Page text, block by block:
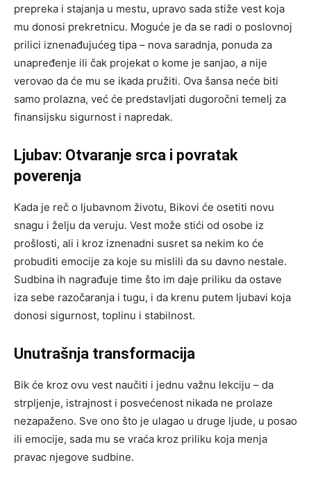
prepreka i stajanja u mestu, upravo sada stiže vest koja
mu donosi prekretnicu. Moguće je da se radi o poslovnoj
prilici iznenađujućeg tipa – nova saradnja, ponuda za
unapređenje ili čak projekat o kome je sanjao, a nije
verovao da će mu se ikada pružiti. Ova šansa neće biti
samo prolazna, već će predstavljati dugoročni temelj za
finansijsku sigurnost i napredak.
Ljubav: Otvaranje srca i povratak
poverenja
Kada je reč o ljubavnom životu, Bikovi će osetiti novu
snagu i želju da veruju. Vest može stići od osobe iz
prošlosti, ali i kroz iznenadni susret sa nekim ko će
probuditi emocije za koje su mislili da su davno nestale.
Sudbina ih nagrađuje time što im daje priliku da ostave
iza sebe razočaranja i tugu, i da krenu putem ljubavi koja
donosi sigurnost, toplinu i stabilnost.
Unutrašnja transformacija
Bik će kroz ovu vest naučiti i jednu važnu lekciju – da
strpljenje, istrajnost i posvećenost nikada ne prolaze
nezapaženo. Sve ono što je ulagao u druge ljude, u posao
ili emocije, sada mu se vraća kroz priliku koja menja
pravac njegove sudbine.